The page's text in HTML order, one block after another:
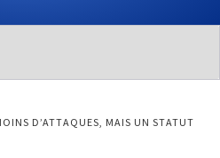
D’ATTAQUES, MAIS UN STATUT